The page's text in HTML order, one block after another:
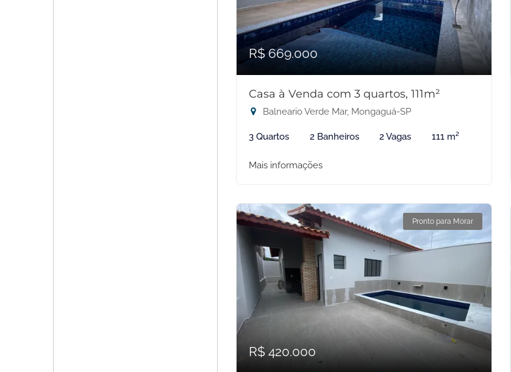
R$ 669.000
Casa à Venda com 3 quartos, 111m²
Balneario Verde Mar, Mongaguá-SP
3 Quartos 2 Banheiros 2 Vagas 111 m²
Mais informações
Pronto para Morar
R$ 420.000